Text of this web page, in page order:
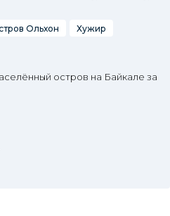
Ольхон
Хужир
остров на Байкале за